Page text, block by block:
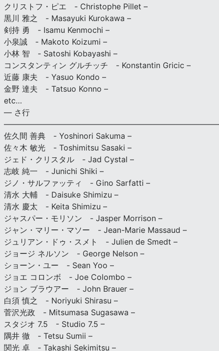
クリストフ・ピエ - Christophe Pillet –
黒川 雅之 - Masayuki Kurokawa –
剣持 勇 - Isamu Kenmochi –
小泉誠 - Makoto Koizumi –
小林 智 - Satoshi Kobayashi –
コンスタンティン グルチッチ - Konstantin Gricic –
近藤 康夫 - Yasuo Kondo –
金野 達夫 - Tatsuo Konno –
etc…
— さ行
佐久間 善典 - Yoshinori Sakuma –
佐々木 敏光 - Toshimitsu Sasaki –
ジェド・クリスタル - Jad Cystal –
志岐 純一 - Junichi Shiki –
ジノ・サルファッティ - Gino Sarfatti –
清水 大輔 - Daisuke Shimizu –
清水 慶太 - Keita Shimizu –
ジャスパー・モリソン - Jasper Morrison –
ジャン・マリー・マソー - Jean-Marie Massaud –
ジュリアン・ドゥ・スメト - Julien de Smedt –
ジョージ ネルソン - George Nelson –
ショーン・ユー - Sean Yoo –
ジョエ コロンボ - Joe Colombo –
ジョン ブラウアー - John Brauer –
白須 慎之 - Noriyuki Shirasu –
菅沢光政 - Mitsumasa Sugasawa –
スタジオ 7.5 - Studio 7.5 –
隅井 徹 - Tetsu Sumii –
関光 卓 - Takashi Sekimitsu –